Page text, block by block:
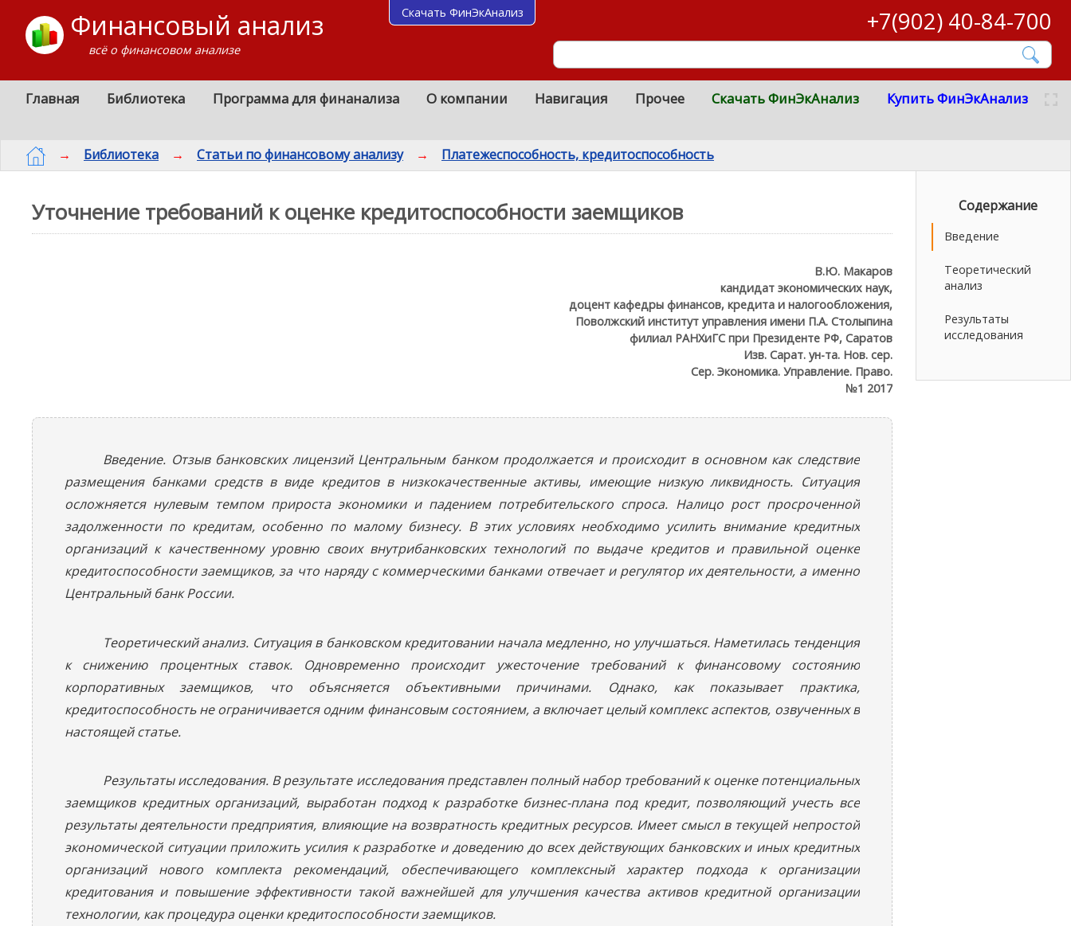
Финансовый анализ
всё о финансовом анализе
+7(902) 40-84-700
Главная Библиотека Программа для финанализа О компании Навигация Прочее Скачать ФинЭкАнализ Купить ФинЭкАнализ
→ Библиотека → Статьи по финансовому анализу → Платежеспособность, кредитоспособность
Уточнение требований к оценке кредитоспособности заемщиков
В.Ю. Макаров
кандидат экономических наук,
доцент кафедры финансов, кредита и налогообложения,
Поволжский институт управления имени П.А. Столыпина
филиал РАНХиГС при Президенте РФ, Саратов
Изв. Сарат. ун-та. Нов. сер.
Сер. Экономика. Управление. Право.
№1 2017
Введение. Отзыв банковских лицензий Центральным банком продолжается и происходит в основном как следствие
размещения банками средств в виде кредитов в низкокачественные активы, имеющие низкую ликвидность. Ситуация
осложняется нулевым темпом прироста экономики и падением потребительского спроса. Налицо рост просроченной
задолженности по кредитам, особенно по малому бизнесу. В этих условиях необходимо усилить внимание кредитных
организаций к качественному уровню своих внутрибанковских технологий по выдаче кредитов и правильной оценке
кредитоспособности заемщиков, за что наряду с коммерческими банками отвечает и регулятор их деятельности, а именно
Центральный банк России.
Теоретический анализ. Ситуация в банковском кредитовании начала медленно, но улучшаться. Наметилась тенденция
к снижению процентных ставок. Одновременно происходит ужесточение требований к финансовому состоянию
корпоративных заемщиков, что объясняется объективными причинами. Однако, как показывает практика,
кредитоспособность не ограничивается одним финансовым состоянием, а включает целый комплекс аспектов, озвученных в
настоящей статье.
Результаты исследования. В результате исследования представлен полный набор требований к оценке потенциальных
заемщиков кредитных организаций, выработан подход к разработке бизнес-плана под кредит, позволяющий учесть все
результаты деятельности предприятия, влияющие на возвратность кредитных ресурсов. Имеет смысл в текущей непростой
экономической ситуации приложить усилия к разработке и доведению до всех действующих банковских и иных кредитных
организаций нового комплекта рекомендаций, обеспечивающего комплексный характер подхода к организации
кредитования и повышение эффективности такой важнейшей для улучшения качества активов кредитной организации
технологии, как процедура оценки кредитоспособности заемщиков.
Содержание
Введение
Теоретический
анализ
Результаты
исследования
Скачать ФинЭкАнализ